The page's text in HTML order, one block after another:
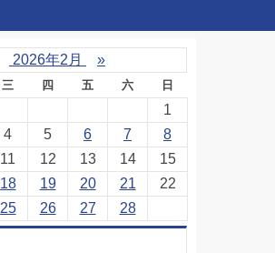
2026年2月 »
三 四 五 六 日
1
4 5 6 7
8
11 12 13 14
15
18 19 20 21
22
25 26 27 28